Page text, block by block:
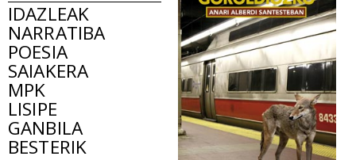
IDAZLEAK
NARRATIBA
POESIA
SAIAKERA
MPK
LISIPE
GANBILA
BESTERIK